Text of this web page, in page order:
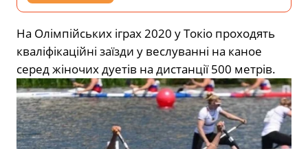
На Олімпійських іграх 2020 у Токіо проходять
кваліфікаційні заїзди у веслуванні на каное
серед жіночих дуетів на дистанції 500 метрів.